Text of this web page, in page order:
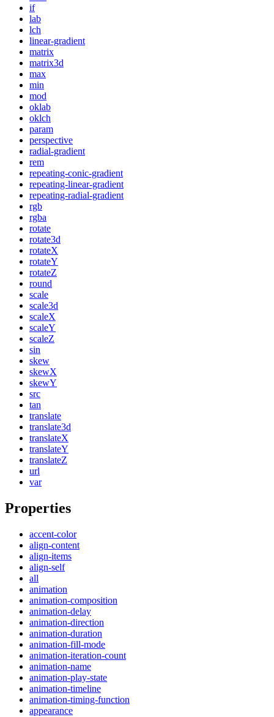
if
lab
lch
linear-gradient
matrix
matrix3d
max
min
mod
oklab
oklch
param
perspective
radial-gradient
rem
repeating-conic-gradient
repeating-linear-gradient
repeating-radial-gradient
rgb
rgba
rotate
rotate3d
rotateX
rotateY
rotateZ
round
scale
scale3d
scaleX
scaleY
scaleZ
sin
skew
skewX
skewY
src
tan
translate
translate3d
translateX
translateY
translateZ
url
var
Properties
accent-color
align-content
align-items
align-self
all
animation
animation-composition
animation-delay
animation-direction
animation-duration
animation-fill-mode
animation-iteration-count
animation-name
animation-play-state
animation-timeline
animation-timing-function
appearance